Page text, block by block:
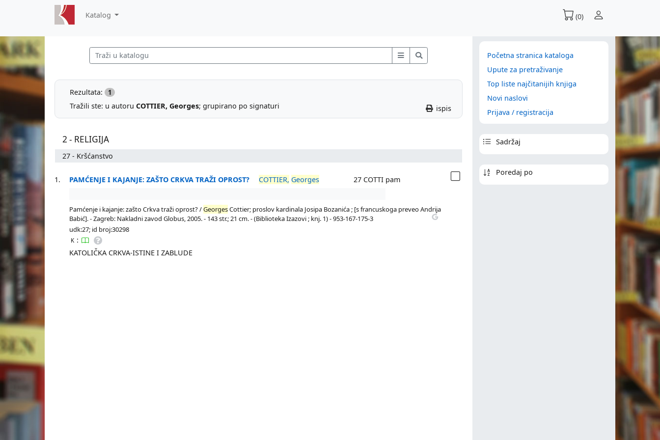
Katalog (0)
Rezultata: 1
Tražili ste: u autoru COTTIER, Georges; grupirano po signaturi ispis
2 - RELIGIJA
27 - Kršćanstvo
1. PAMĆENJE I KAJANJE: ZAŠTO CRKVA TRAŽI OPROST? COTTIER, Georges 27 COTTI pam
Pamćenje i kajanje: zašto Crkva traži oprost? /GeorgesCottier; proslov kardinala Josipa Bozanića ; [s francuskoga preveo Andrija
Babić]. - Zagreb: Nakladni zavod Globus, 2005. - 143 str.; 21 cm. - (Biblioteka Izazovi ; knj. 1) - 953-167-175-3
udk:27; id broj:30298
K :
KATOLIČKA CRKVA-ISTINE I ZABLUDE
Početna stranica kataloga
Upute za pretraživanje
Top liste najčitanijih knjiga
Novi naslovi
Prijava / registracija
Sadržaj
Poredaj po